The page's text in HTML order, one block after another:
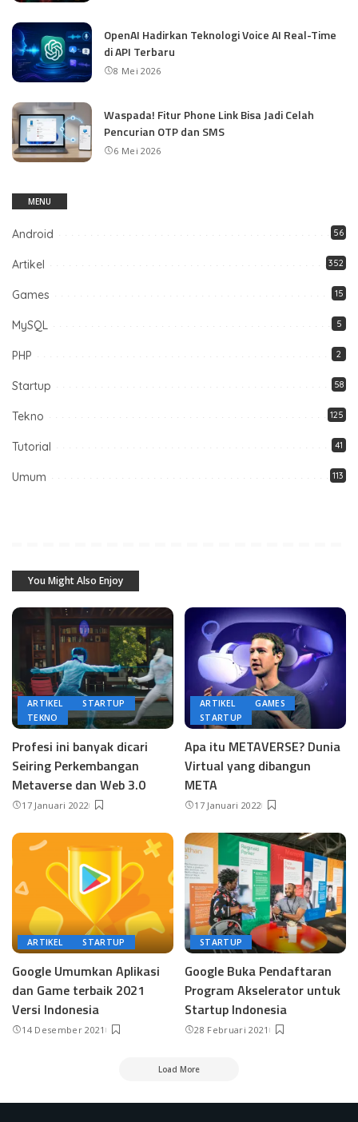
OpenAI Hadirkan Teknologi Voice AI Real-Time
di API Terbaru
8 Mei 2026
Waspada! Fitur Phone Link Bisa Jadi Celah
Pencurian OTP dan SMS
6 Mei 2026
MENU
Android 56
Artikel 352
Games 15
MySQL 5
PHP 2
Startup 58
Tekno 125
Tutorial 41
Umum 113
You Might Also Enjoy
ARTIKEL
STARTUP
TEKNO
Profesi ini banyak dicari
Seiring Perkembangan
Metaverse dan Web 3.0
17 Januari 2022
ARTIKEL
GAMES
STARTUP
Apa itu METAVERSE? Dunia
Virtual yang dibangun
META
17 Januari 2022
ARTIKEL STARTUP
Google Umumkan Aplikasi
dan Game terbaik 2021
Versi Indonesia
14 Desember 2021
STARTUP
Google Buka Pendaftaran
Program Akselerator untuk
Startup Indonesia
28 Februari 2021
Load More